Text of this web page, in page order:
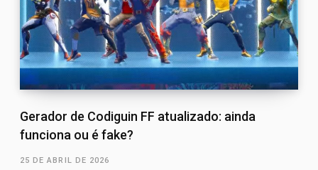
Gerador de Codiguin FF atualizado: ainda
funciona ou é fake?
25 DE ABRIL DE 2026